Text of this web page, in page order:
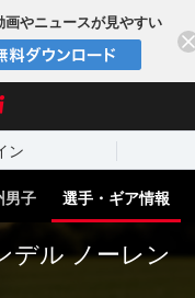
画やニュースが見やすい
ン
男子 選手・ギア情報
デル ノーレン